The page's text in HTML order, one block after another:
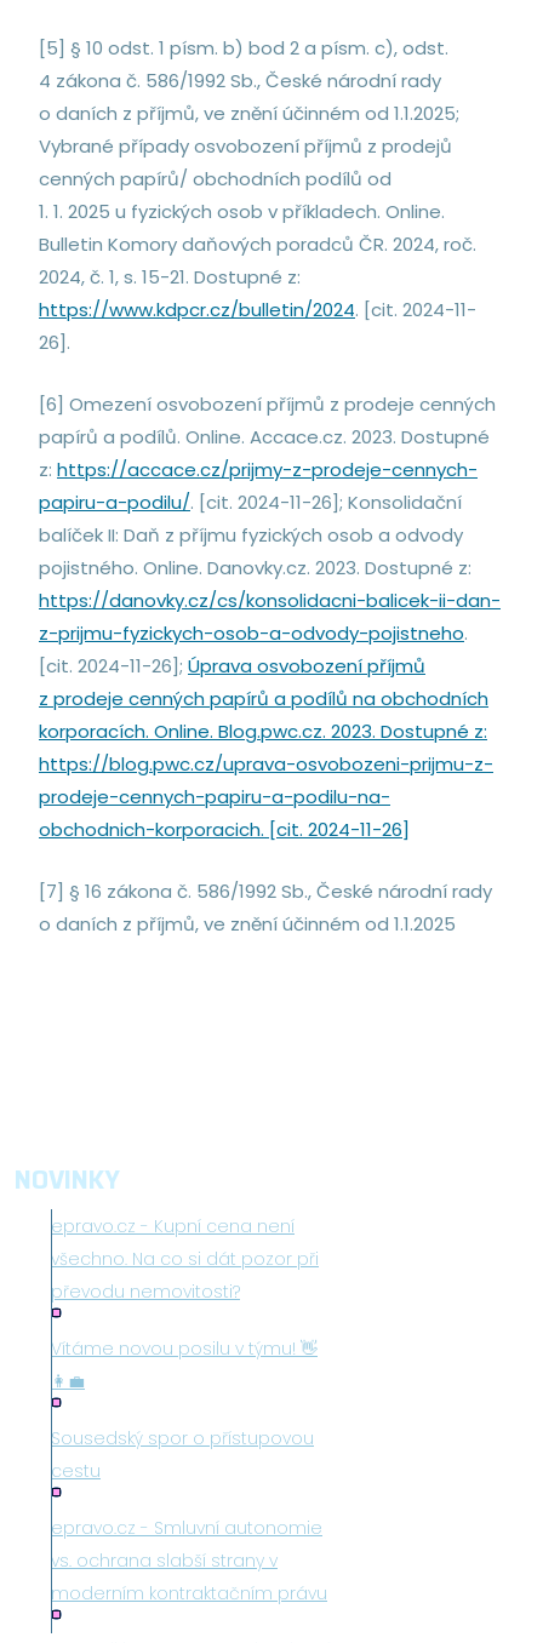
[5] § 10 odst. 1 písm. b) bod 2 a písm. c), odst.
4 zákona č. 586/1992 Sb., České národní rady
o daních z příjmů, ve znění účinném od 1.1.2025;
Vybrané případy osvobození příjmů z prodejů
cenných papírů/ obchodních podílů od
1. 1. 2025 u fyzických osob v příkladech. Online.
Bulletin Komory daňových poradců ČR. 2024, roč.
2024, č. 1, s. 15-21. Dostupné z:
https://www.kdpcr.cz/bulletin/2024. [cit. 2024-11-
26].
[6] Omezení osvobození příjmů z prodeje cenných
papírů a podílů. Online. Accace.cz. 2023. Dostupné
z: https://accace.cz/prijmy-z-prodeje-cennych-
papiru-a-podilu/. [cit. 2024-11-26]; Konsolidační
balíček II: Daň z příjmu fyzických osob a odvody
pojistného. Online. Danovky.cz. 2023. Dostupné z:
https://danovky.cz/cs/konsolidacni-balicek-ii-dan-
z-prijmu-fyzickych-osob-a-odvody-pojistneho.
[cit. 2024-11-26]; Úprava osvobození příjmů
z prodeje cenných papírů a podílů na obchodních
korporacích. Online. Blog.pwc.cz. 2023. Dostupné z:
https://blog.pwc.cz/uprava-osvobozeni-prijmu-z-
prodeje-cennych-papiru-a-podilu-na-
obchodnich-korporacich. [cit. 2024-11-26]
[7] § 16 zákona č. 586/1992 Sb., České národní rady
o daních z příjmů, ve znění účinném od 1.1.2025
NOVINKY
epravo.cz - Kupní cena není
všechno. Na co si dát pozor při
převodu nemovitosti?
Vítáme novou posilu v týmu! 👋
👩‍💼
Sousedský spor o přístupovou
cestu
epravo.cz - Smluvní autonomie
vs. ochrana slabší strany v
moderním kontraktačním právu